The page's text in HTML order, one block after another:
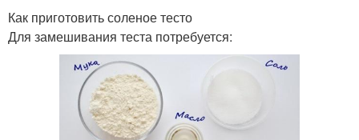
Как приготовить соленое тесто
Для замешивания теста потребуется: